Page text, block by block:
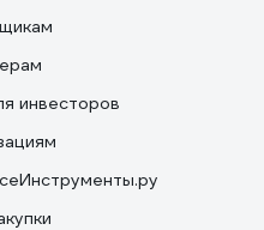
инвесторов